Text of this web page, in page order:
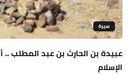
سيرة
عبيدة بن الحارث بن عبد المطلب
الإسلام